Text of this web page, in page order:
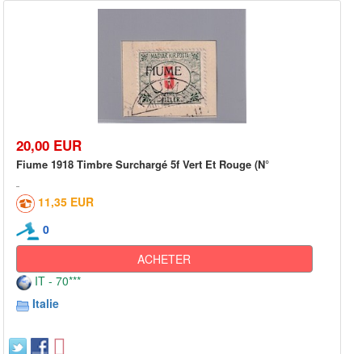
20,00 EUR
Fiume 1918 Timbre Surchargé 5f Vert Et Rouge (N°
11,35 EUR
0
ACHETER
IT - 70***
Italie